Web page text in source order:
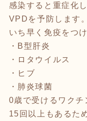
感染すると重症化
VPDを予防します
いち早く免疫をつ
・B型肝炎
・ロタウイルス
・ヒブ
・肺炎球菌
0歳で受けるワクチ
15回以上もあるた